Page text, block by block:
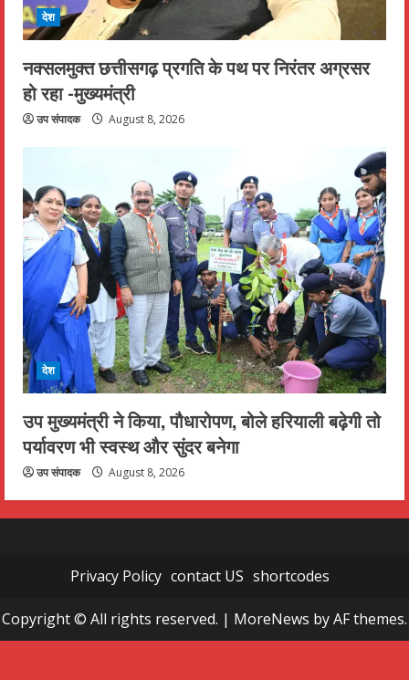
देश
नक्सलमुक्त छत्तीसगढ़ प्रगति के पथ पर निरंतर अग्रसर
हो रहा -मुख्यमंत्री
उप संपादक August 8, 2026
देश
उप मुख्यमंत्री ने किया, पौधारोपण, बोले हरियाली बढ़ेगी तो
पर्यावरण भी स्वस्थ और सुंदर बनेगा
उप संपादक August 8, 2026
Privacy Policy contact US shortcodes
Copyright © All rights reserved. | MoreNews by AF themes.